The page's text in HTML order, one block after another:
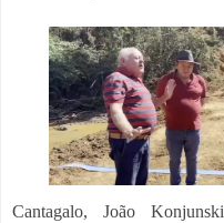
Cantagalo, João